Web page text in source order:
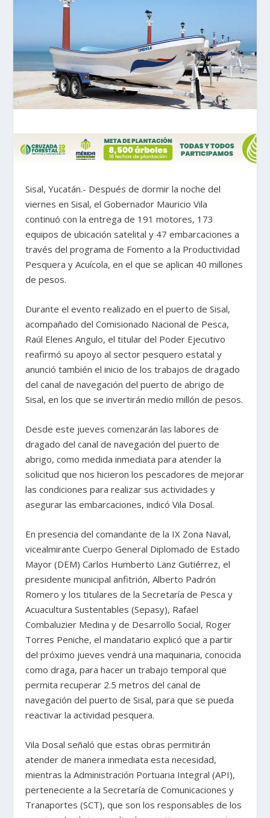
Sisal, Yucatán.- Después de dormir la noche del
viernes en Sisal, el Gobernador Mauricio Vila
continuó con la entrega de 191 motores, 173
equipos de ubicación satelital y 47 embarcaciones a
través del programa de Fomento a la Productividad
Pesquera y Acuícola, en el que se aplican 40 millones
de pesos.
Durante el evento realizado en el puerto de Sisal,
acompañado del Comisionado Nacional de Pesca,
Raúl Elenes Angulo, el titular del Poder Ejecutivo
reafirmó su apoyo al sector pesquero estatal y
anunció también el inicio de los trabajos de dragado
del canal de navegación del puerto de abrigo de
Sisal, en los que se invertirán medio millón de pesos.
Desde este jueves comenzarán las labores de
dragado del canal de navegación del puerto de
abrigo, como medida inmediata para atender la
solicitud que nos hicieron los pescadores de mejorar
las condiciones para realizar sus actividades y
asegurar las embarcaciones, indicó Vila Dosal.
En presencia del comandante de la IX Zona Naval,
vicealmirante Cuerpo General Diplomado de Estado
Mayor (DEM) Carlos Humberto Lanz Gutiérrez, el
presidente municipal anfitrión, Alberto Padrón
Romero y los titulares de la Secretaría de Pesca y
Acuacultura Sustentables (Sepasy), Rafael
Combaluzier Medina y de Desarrollo Social, Roger
Torres Peniche, el mandatario explicó que a partir
del próximo jueves vendrá una maquinaria, conocida
como draga, para hacer un trabajo temporal que
permita recuperar 2.5 metros del canal de
navegación del puerto de Sisal, para que se pueda
reactivar la actividad pesquera.
Vila Dosal señaló que estas obras permitirán
atender de manera inmediata esta necesidad,
mientras la Administración Portuaria Integral (API),
perteneciente a la Secretaría de Comunicaciones y
Tranaportes (SCT), que son los responsables de los